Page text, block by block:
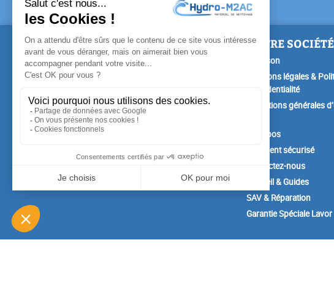
PRODUITS
Promotions
Nouveaux produits
NOTRE SOCIÉTÉ
Livraison
Mentions légales &
Confidentialité
Conditions générales
A propos
Paiement sécurisé
Contactez-nous
Conseil & Guides
SAV & Réparation
Garantie Spéciale Lavor